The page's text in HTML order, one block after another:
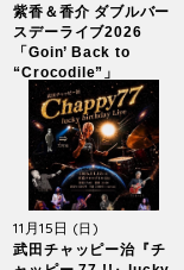
紫香＆香介 ダブルバー
スデーライブ2026
「Goin’ Back to
“Crocodile”」
11月15日 (日)
武田チャッピー治『チ